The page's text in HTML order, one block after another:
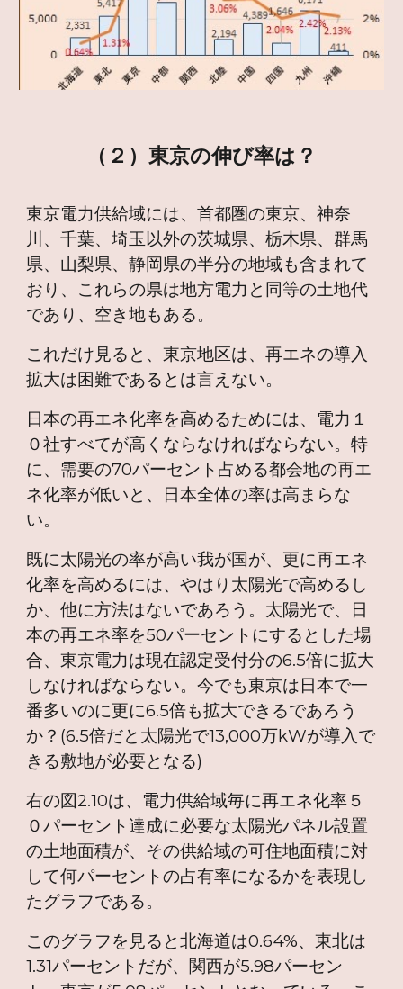
（２）東京の伸び率は？
東京電力供給域には、首都圏の東京、神奈
川、千葉、埼玉以外の茨城県、栃木県、群馬
県、山梨県、静岡県の半分の地域も含まれて
おり、これらの県は地方電力と同等の土地代
であり、空き地もある。
これだけ見ると、東京地区は、再エネの導入
拡大は困難であるとは言えない。
日本の再エネ化率を高めるためには、電力１
０社すべてが高くならなければならない。特
に、需要の70パーセント占める都会地の再エ
ネ化率が低いと、日本全体の率は高まらな
い。
既に太陽光の率が高い我が国が、更に再エネ
化率を高めるには、やはり太陽光で高めるし
か、他に方法はないであろう。太陽光で、日
本の再エネ率を50パーセントにするとした場
合、東京電力は現在認定受付分の6.5倍に拡大
しなければならない。今でも東京は日本で一
番多いのに更に6.5倍も拡大できるであろう
か？(6.5倍だと太陽光で13,000万kWが導入で
きる敷地が必要となる)
右の図2.10は、電力供給域毎に再エネ化率５
０パーセント達成に必要な太陽光パネル設置
の土地面積が、その供給域の可住地面積に対
して何パーセントの占有率になるかを表現し
たグラフである。
このグラフを見ると北海道は0.64%、東北は
1.31パーセントだが、関西が5.98パーセン